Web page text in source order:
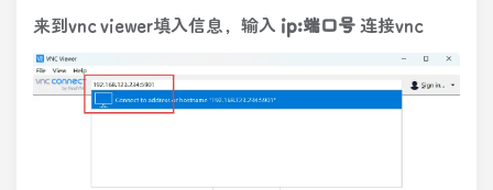
来到vnc viewer填入信息，输入 ip:端口号连接vnc